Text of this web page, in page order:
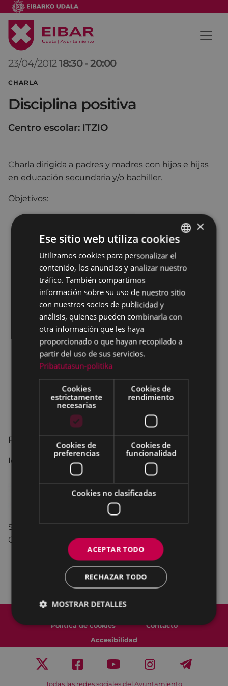
23/04/2012 18:30 -20:00
CHARLA
Disciplina positiva
Centro escolar: ITZIO
Charla dirigida a padres y madres con hijos e hijas
en educación secundaria y/o bachiller.
Objetivos:
Conocer las características y consecuencias de
Analizar nuestros estilos de autoridad y
reconocer las características de la disciplina
positiva.
Aprender habilidades de motivación para la
modificaciónde conductas indeseadas y/o
inadecuadas.
Conocer las claves de la disciplina efectiva.
Aprender a interpretar e intervenir en la
conducta de los hijos e hijas.
Promover el establecimiento de la autoridad
parental.
Aprender a afrontar positivamente los
conflictos habituales en el grupo familiar.
Ponente: BAIKARA
Idioma: castellano.
Subvenciona: Gobierno Vasco. Dpto. de Sanidad y
Consumo. Dirección de Drogodependencias.
Política de cookies
Contacto
Accesibilidad
Todas las redes sociales del Ayuntamiento
BASQUE
SPANISH
×
Ese sitio web utiliza cookies
Utilizamos cookies para personalizar el
contenido, los anuncios y analizar nuestro
tráfico. También compartimos
información sobre su uso de nuestro sitio
con nuestros socios de publicidad y
análisis, quienes pueden combinarla con
otra información que les haya
proporcionado o que hayan recopilado a
partir del uso de sus servicios.
Pribatutasun-politika
Cookies
estrictamente
necesarias
Cookies de
rendimiento
Cookies de
preferencias
Cookies de
funcionalidad
Cookies no clasificadas
ACEPTAR TODO
RECHAZAR TODO
MOSTRAR DETALLES